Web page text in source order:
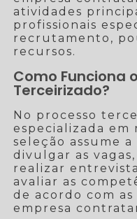
atividades
profissionais
recrutamento,
recursos.
Como Funciona
Terceirizado?
No processo
especializada
seleção assume
divulgar as
realizar
avaliar as
de acordo com as
empresa